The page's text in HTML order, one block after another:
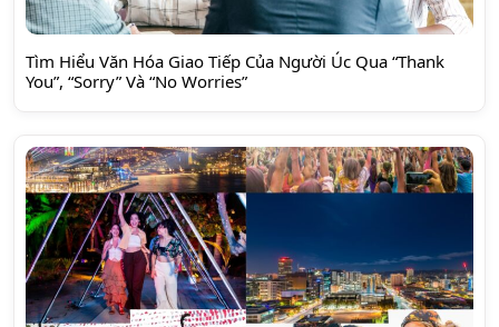
Tìm Hiểu Văn Hóa Giao Tiếp Của Người Úc Qua “Thank
You”, “Sorry” Và “No Worries”